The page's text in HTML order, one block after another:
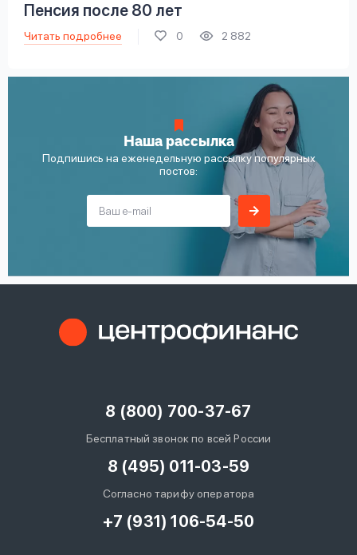
Пенсия после 80 лет
Читать подробнее 0 2 882
Наша рассылка
Подпишись на еженедельную рассылку популярных
постов:
8 (800) 700-37-67
Бесплатный звонок по всей России
8 (495) 011-03-59
Согласно тарифу оператора
+7 (931) 106-54-50